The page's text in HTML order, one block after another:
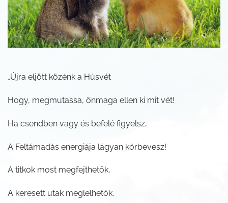
„Újra eljött közénk a Húsvét
Hogy, megmutassa, önmaga ellen ki mit vét!
Ha csendben vagy és befelé figyelsz,
A Feltámadás energiája lágyan körbevesz!
A titkok most megfejthetők,
A keresett utak meglelhetők.